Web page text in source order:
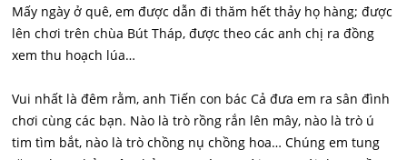
Mấy ngày ở quê, em được dẫn đi thăm hết thảy họ hàng; được
lên chơi trên chùa Bút Tháp, được theo các anh chị ra đồng
xem thu hoạch lúa…
Vui nhất là đêm rằm, anh Tiến con bác Cả đưa em ra sân đình
chơi cùng các bạn. Nào là trò rồng rắn lên mây, nào là trò ú
tim tìm bắt, nào là trò chồng nụ chồng hoa… Chúng em tung